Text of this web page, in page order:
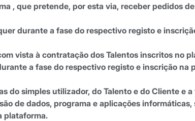
, que pretende, por esta via, receber pedidos
durante a fase do respectivo registo e
vista à contratação dos Talentos inscritos no
a fase do respectivo registo e inscrição na
do simples utilizador, do Talento e do Cliente e
de dados, programa e aplicações
plataforma.